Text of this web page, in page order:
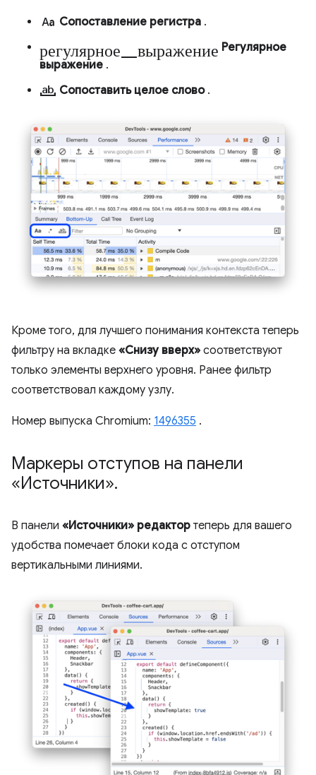
match_case Сопоставление регистра .
регулярное_выражение Регулярное
выражение .
match_word Сопоставить целое слово.
Кроме того, для лучшего понимания контекста теперь
фильтру на вкладке «Снизу вверх» соответствуют
только элементы верхнего уровня. Ранее фильтр
соответствовал каждому узлу.
Номер выпуска Chromium: 1496355 .
Маркеры отступов на панели
«Источники».
В панели «Источники» редактор теперь для вашего
удобства помечает блоки кода с отступом
вертикальными линиями.